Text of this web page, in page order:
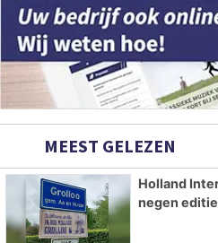
MEEST GELEZEN
Holland
negen